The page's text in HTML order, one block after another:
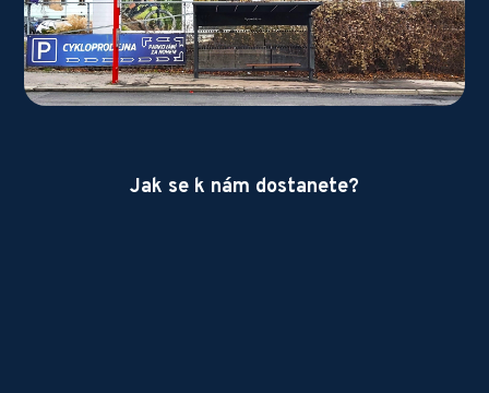
Jak se k nám dostanete?